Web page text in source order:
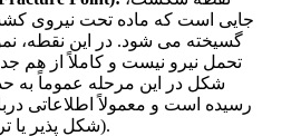
جایی است که ماده تحت نیروی
گسیخته می شود. در این نقطه،
تحمل نیرو نیست و کاملاً از هم
شکل در این مرحله عموماً به
رسیده است و معمولاً اطلاعاتی
(شکل پذیر یا دهد.